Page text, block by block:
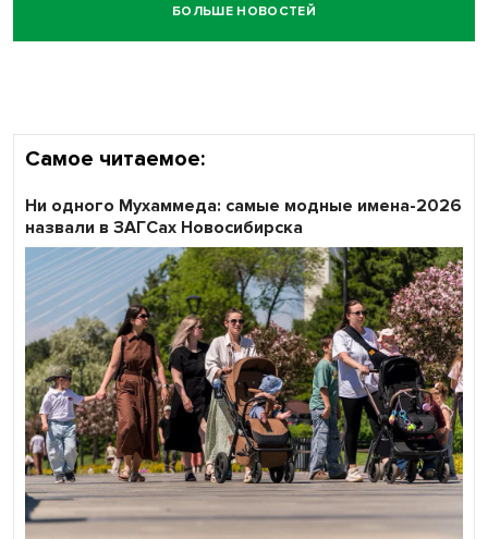
БОЛЬШЕ НОВОСТЕЙ
Самое читаемое:
Ни одного Мухаммеда: самые модные имена-2026
назвали в ЗАГСах Новосибирска